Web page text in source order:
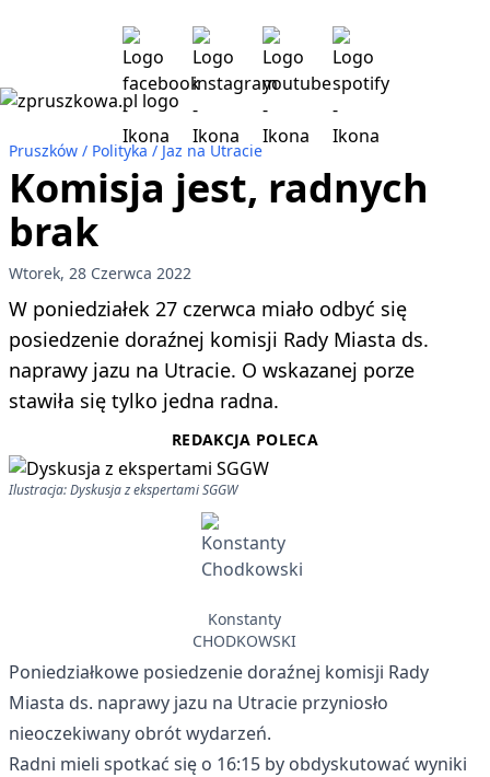
Pruszków Polityka Jaz na Utracie
Komisja jest, radnych
brak
Wtorek, 28 Czerwca 2022
W poniedziałek 27 czerwca miało odbyć się
posiedzenie doraźnej komisji Rady Miasta ds.
naprawy jazu na Utracie. O wskazanej porze
stawiła się tylko jedna radna.
REDAKCJA POLECA
Ilustracja: Dyskusja z ekspertami SGGW
Konstanty
CHODKOWSKI
Poniedziałkowe posiedzenie doraźnej komisji Rady
Miasta ds. naprawy jazu na Utracie przyniosło
nieoczekiwany obrót wydarzeń.
Radni mieli spotkać się o 16:15 by obdyskutować wyniki